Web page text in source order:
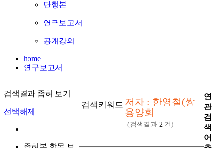
단행본
연구보고서
공개강의
home
연구보고서
검색결과 좁혀 보기
선택해제
검색키워드 저자 : 한영철(쌍
용양회
(검색결과 2 건)
연
관
검
색
어